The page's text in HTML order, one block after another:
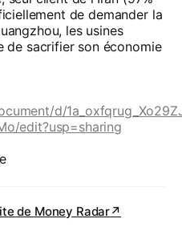
de demander la
les usines
de sacrifier son économie
d/
edit?usp=sharing
de Money Radar↗